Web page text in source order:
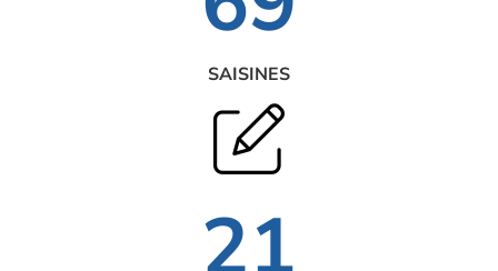
SAISINES
21